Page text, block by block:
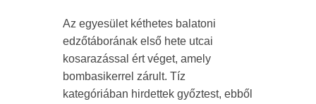
Az egyesület kéthetes balatoni
edzőtáborának első hete utcai
kosarazással ért véget, amely
bombasikerrel zárult. Tíz
kategóriában hirdettek győztest, ebből